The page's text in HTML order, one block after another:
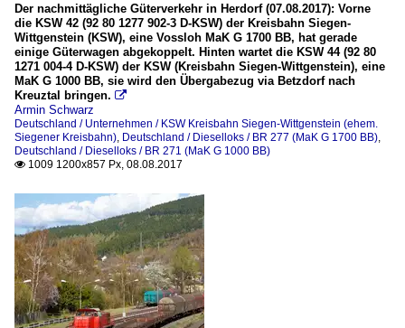
Der nachmittägliche Güterverkehr in Herdorf (07.08.2017): Vorne
die KSW 42 (92 80 1277 902-3 D-KSW) der Kreisbahn Siegen-
Wittgenstein (KSW), eine Vossloh MaK G 1700 BB, hat gerade
einige Güterwagen abgekoppelt. Hinten wartet die KSW 44 (92 80
1271 004-4 D-KSW) der KSW (Kreisbahn Siegen-Wittgenstein), eine
MaK G 1000 BB, sie wird den Übergabezug via Betzdorf nach
Kreuztal bringen. 
Armin Schwarz
Deutschland / Unternehmen / KSW Kreisbahn Siegen-Wittgenstein (ehem.
Siegener Kreisbahn), Deutschland / Dieselloks / BR 277 (MaK G 1700 BB),
Deutschland / Dieselloks / BR 271 (MaK G 1000 BB)
 1009 1200x857 Px, 08.08.2017